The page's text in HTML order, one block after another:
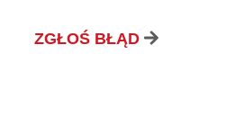
ZGŁOŚ BŁĄD